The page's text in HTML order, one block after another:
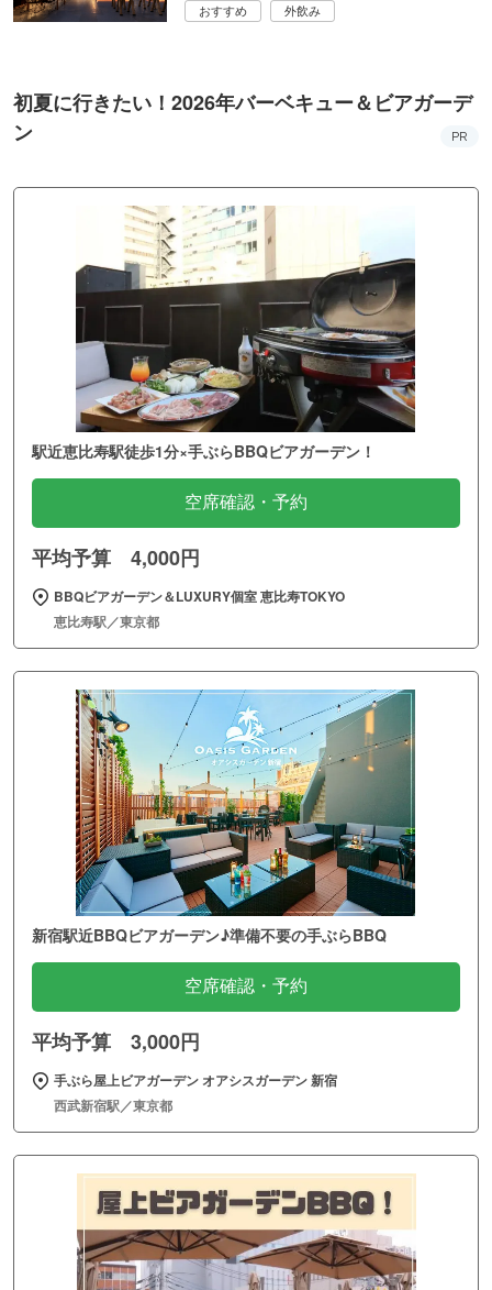
おすすめ 外飲み
初夏に行きたい！2026年バーベキュー＆ビアガーデ
ン
PR
駅近恵比寿駅徒歩1分×手ぶらBBQビアガーデン！
空席確認・予約
平均予算 4,000円
BBQビアガーデン＆LUXURY個室 恵比寿TOKYO
恵比寿駅／東京都
新宿駅近BBQビアガーデン♪準備不要の手ぶらBBQ
空席確認・予約
平均予算 3,000円
手ぶら屋上ビアガーデン オアシスガーデン 新宿
西武新宿駅／東京都